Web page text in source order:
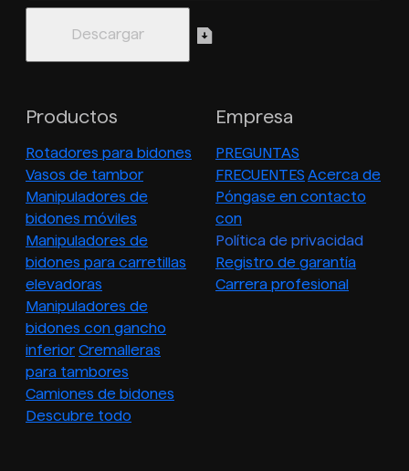
Productos
Rotadores para bidones
Vasos de tambor
Manipuladores de
bidones móviles
Manipuladores de
bidones para carretillas
elevadoras
Manipuladores de
bidones con gancho
inferior Cremalleras
para tambores
Camiones de bidones
Descubre todo
Empresa
PREGUNTAS
FRECUENTES Acerca de
Póngase en contacto
con
Política de privacidad
Registro de garantía
Carrera profesional